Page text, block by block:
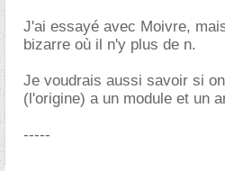
J'ai essayé avec Moivre,
bizarre où il n'y plus de n.
Je voudrais aussi savoir si
(l'origine) a un module et un
-----